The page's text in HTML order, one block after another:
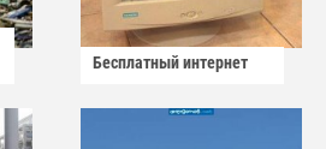
Бесплатный интернет